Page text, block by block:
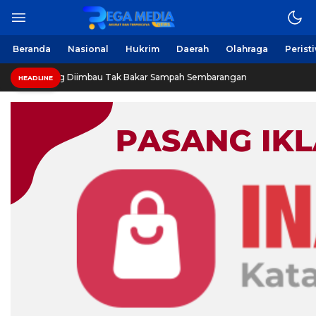
Beranda Nasional Hukrim Daerah Olahraga
HEADLINE
Diimbau Tak Bakar Sampah Sembarangan